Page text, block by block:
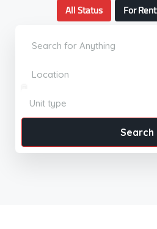
All Status For Rent
Unit type
Search